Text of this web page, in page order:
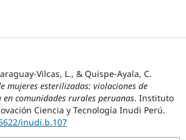
Vilcas, L., & Quispe-Ayala, C.
mujeres esterilizadas: violaciones de
en comunidades rurales peruanas. Instituto
Ciencia y Tecnología Inudi Perú.
inudi.b.107